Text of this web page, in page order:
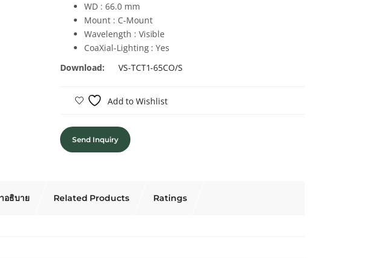
WD : 66.0 mm
Mount : C-Mount
Wavelength : Visible
CoaXial-Lighting : Yes
Download:
VS-TCT1-65CO/S
Add to Wishlist
Send Inquiry
อธิบาย Related Products Ratings